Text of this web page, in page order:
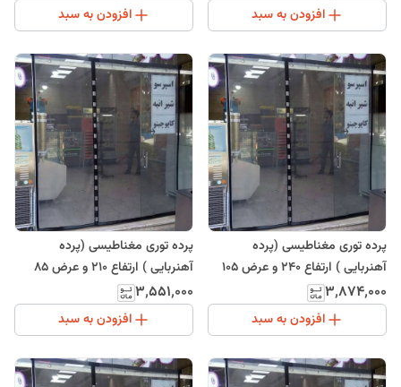
افزودن به سبد افزودن به سبد
پرده توری مغناطیسی (پرده
آهنربایی ) ارتفاع 240 و عرض 105
(ارسال رایگان)
۳٬۸۷۴٬۰۰۰
افزودن به سبد
پرده توری مغناطیسی (پرده
آهنربایی ) ارتفاع 210 و عرض 85
(ارسال رایگان)
۳٬۵۵۱٬۰۰۰
افزودن به سبد